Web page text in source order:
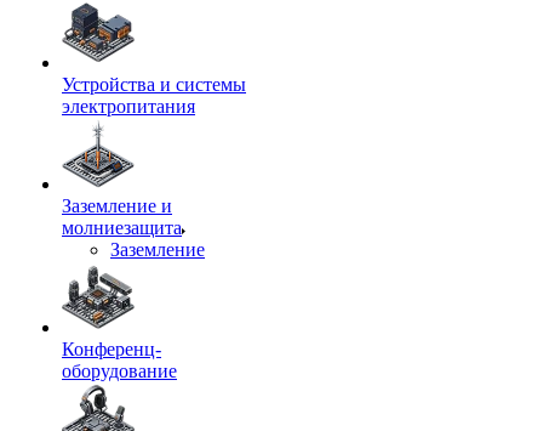
Устройства и системы
электропитания
Заземление и
молниезащита
Заземление
Конференц-
оборудование